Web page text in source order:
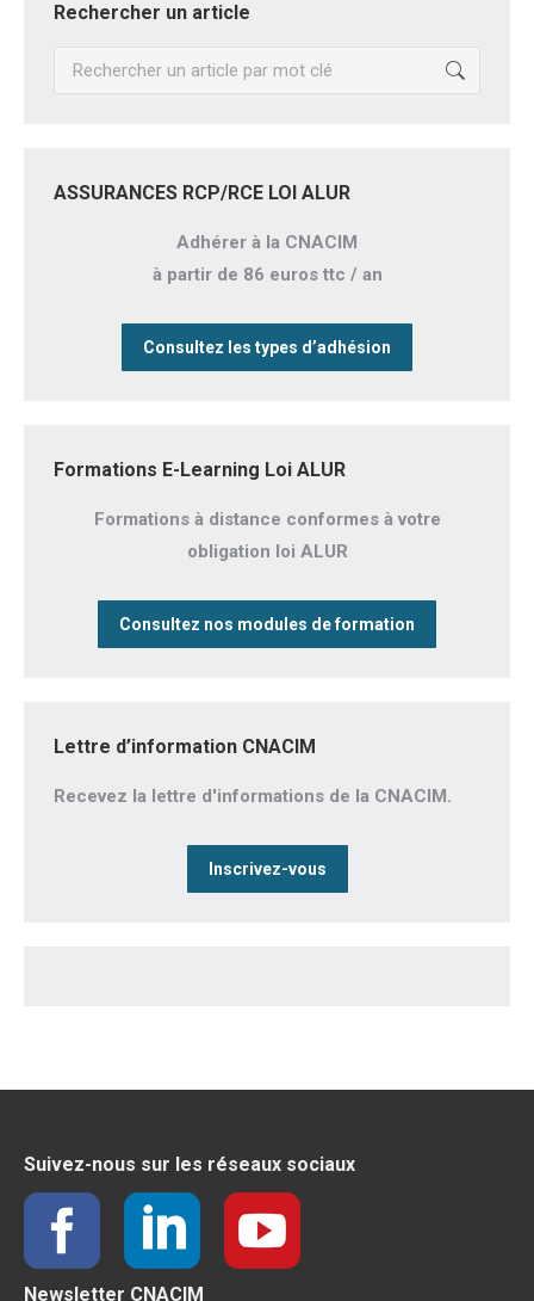
Rechercher un article
Recherche
ASSURANCES RCP/RCE LOI ALUR
Adhérer à la CNACIM
à partir de 86 euros ttc / an
Consultez les types d’adhésion
Formations E-Learning Loi ALUR
Formations à distance conformes à votre
obligation loi ALUR
Consultez nos modules de formation
Lettre d’information CNACIM
Recevez la lettre d'informations de la CNACIM.
Inscrivez-vous
Suivez-nous sur les réseaux sociaux
Newsletter CNACIM